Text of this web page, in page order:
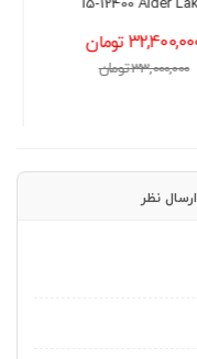
RGB
1,950,000 تومان
2,100,000 تومان
ارسال نظر